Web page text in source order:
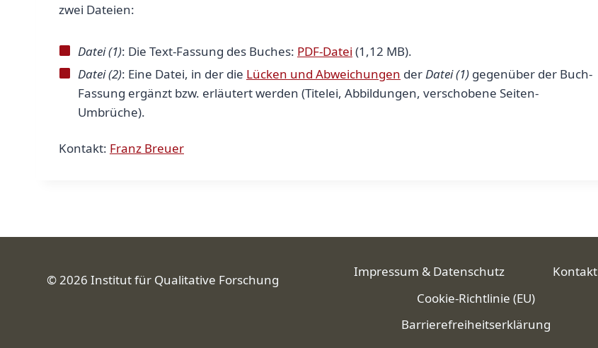
zwei Dateien:
Datei (1): Die Text-Fassung des Buches: PDF-Datei (1,12 MB).
Datei (2): Eine Datei, in der die Lücken und Abweichungen derDatei (1) gegenüber der Buch-
Fassung ergänzt bzw. erläutert werden (Titelei, Abbildungen, verschobene Seiten-
Umbrüche).
Kontakt: Franz Breuer
© 2026 Institut für Qualitative Forschung
Impressum & Datenschutz
Kontakt
Cookie-Richtlinie (EU)
Barrierefreiheitserklärung